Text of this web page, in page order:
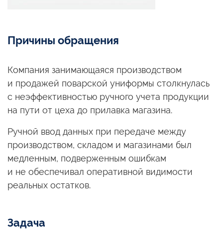
Причины обращения
Компания занимающаяся производством
и продажей поварской униформы столкнулась
с неэффективностью ручного учета продукции
на пути от цеха до прилавка магазина.
Ручной ввод данных при передаче между
производством, складом и магазинами был
медленным, подверженным ошибкам
и не обеспечивал оперативной видимости
реальных остатков.
Задача